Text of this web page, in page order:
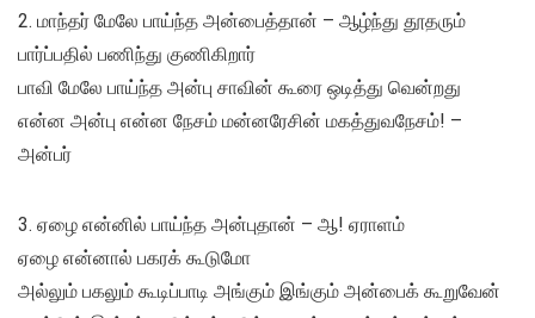
2. மாந்தர் மேலே பாய்ந்த அன்பைத்தான் – ஆழ்ந்து தூதரும்
பார்ப்பதில் பணிந்து குணிகிறார்
பாவி மேலே பாய்ந்த அன்பு சாவின் கூரை ஒடித்து வென்றது
என்ன அன்பு என்ன நேசம் மன்னரேசின் மகத்துவநேசம்! –
அன்பர்
3. ஏழை என்னில் பாய்ந்த அன்புதான் – ஆ! ஏராளம்
ஏழை என்னால் பகரக் கூடுமோ
அல்லும் பகலும் கூடிப்பாடி அங்கும் இங்கும் அன்பைக் கூறுவேன்